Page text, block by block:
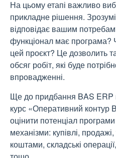
На цьому етапі важливо
прикладне рішення.
відповідає вашим
функціонал має програма?
цей проєкт? Це дозволить
обсяг робіт, які буде
впровадженні.
Ще до придбання BAS
курс «Оперативний контур
оцінити потенціал
механізми: купівлі,
коштами, складські